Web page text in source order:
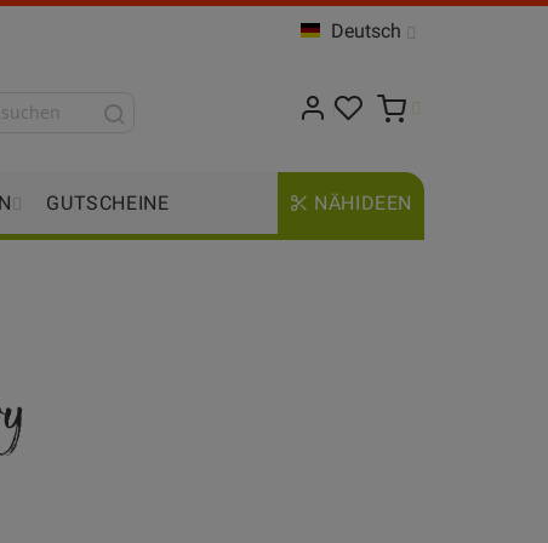
Deutsch
GUTSCHEINE NÄHIDEEN